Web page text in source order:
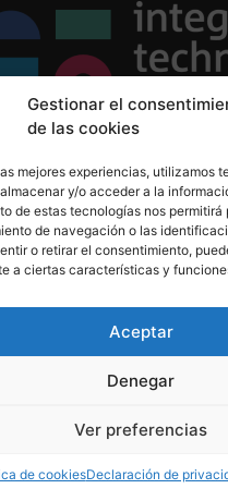
Gestionar el
de las cookies
mejores experiencias, utilizamos
y/o acceder a la
de estas tecnologías nos permitirá
de navegación o las
o retirar el consentimiento,
a ciertas características y
Aceptar
Denegar
Ver preferencias
de cookiesDeclaración de
Política de Cookies
Aviso Legal
910 607 564
derechos reservados